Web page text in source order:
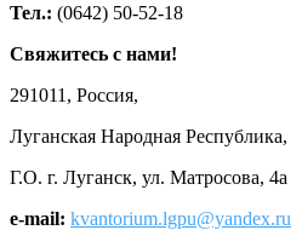
Тел.: (0642) 50-52-18
Свяжитесь с нами!
291011, Россия,
Луганская Народная Республика,
Г.О. г. Луганск, ул. Матросова, 4а
e-mail: kvantorium.lgpu@yandex.ru